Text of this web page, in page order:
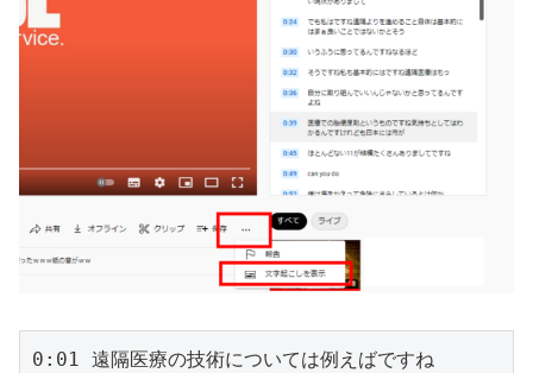
0:01 遠隔医療の技術については例えばですね